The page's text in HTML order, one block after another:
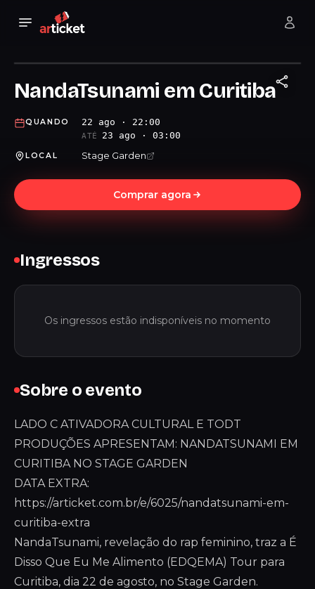
NandaTsunami em Curitiba
QUANDO 22 ago · 22:00
ATÉ 23 ago · 03:00
LOCAL Stage Garden
Comprar agora
Sobre o evento
LADO C ATIVADORA CULTURAL E TODT
PRODUÇÕES APRESENTAM: NANDATSUNAMI EM
CURITIBA NO STAGE GARDEN
DATA EXTRA:
https://articket.com.br/e/6025/nandatsunami-em-
curitiba-extra
NandaTsunami, revelação do rap feminino, traz a É
Disso Que Eu Me Alimento (EDQEMA) Tour para
Curitiba, dia 22 de agosto, no Stage Garden.
Ingressos
Os ingressos estão indisponíveis no momento